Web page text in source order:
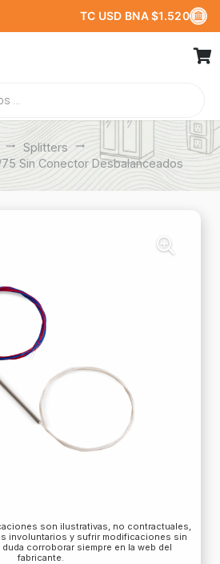
TC USD BNA $1.520
trending_flat Splitters trending_flat
Sin Conector Desbalanceados
son ilustrativas, no contractuales,
involuntarios y sufrir modificaciones sin
corroborar siempre en la web del
fabricante.